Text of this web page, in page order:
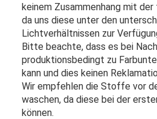
keinem Zusammenhang mit
da uns diese unter den
Lichtverhältnissen zur
Bitte beachte, dass es bei
produktionsbedingt zu
kann und dies keinen
Wir empfehlen die Stoffe vor
waschen, da diese bei der
können.